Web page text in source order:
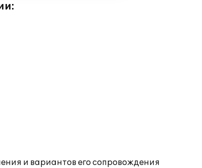
и вариантов его сопровождения